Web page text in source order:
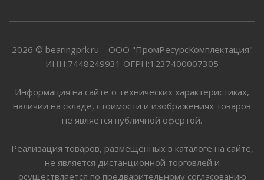
2026 © bearingprk.ru – ООО "ПромРесурсКомплектация"
ИНН:7448249931 ОГРН:1237400007305
Информация на сайте о технических характеристиках,
наличии на складе, стоимости и изображениях товаров
не является публичной офертой.
Реализация товаров, размещенных в каталоге на сайте,
не является дистанционной торговлей и
осуществляется по предварительному согласованию